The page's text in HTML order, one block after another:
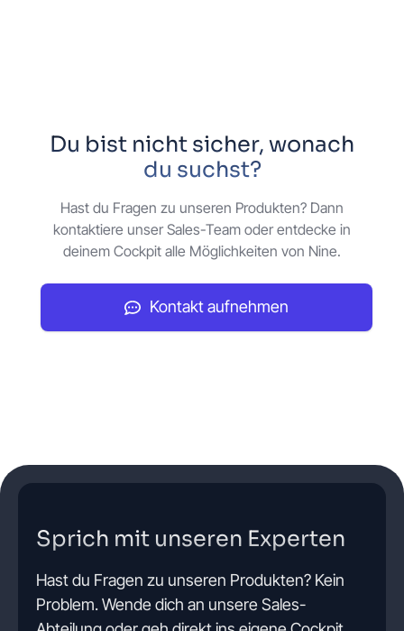
Du bist nicht sicher, wonach
du suchst?
Hast du Fragen zu unseren Produkten? Dann
kontaktiere unser Sales-Team oder entdecke in
deinem Cockpit alle Möglichkeiten von Nine.
Kontakt aufnehmen
Sprich mit unseren Experten
Hast du Fragen zu unseren Produkten? Kein
Problem. Wende dich an unsere Sales-